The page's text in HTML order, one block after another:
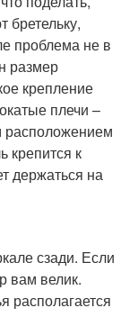
бретельку,
проблема не в
размер
крепление
плечи –
расположением
крепится к
держаться на
сзади. Если
вам велик.
располагается